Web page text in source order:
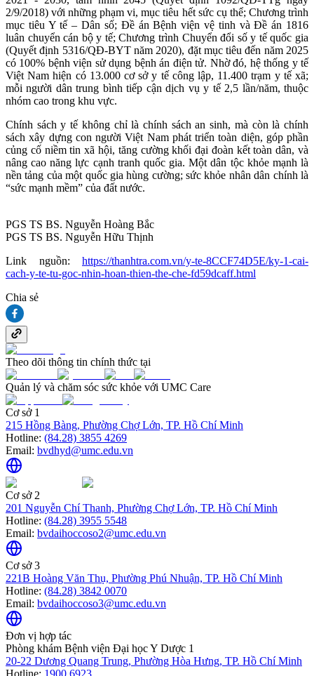
2/9/2018) với những phạm vi, mục tiêu hết sức cụ thể; Chương trình
mục tiêu Y tế – Dân số; Đề án Bệnh viện vệ tinh và Đề án 1816
luân chuyển cán bộ y tế; Chương trình Chuyển đổi số y tế quốc gia
(Quyết định 5316/QĐ-BYT năm 2020), đặt mục tiêu đến năm 2025
có 100% bệnh viện sử dụng bệnh án điện tử. Nhờ đó, hệ thống y tế
Việt Nam hiện có 13.000 cơ sở y tế công lập, 11.400 trạm y tế xã;
mỗi người dân trung bình tiếp cận dịch vụ y tế 2,5 lần/năm, thuộc
nhóm cao trong khu vực.
Chính sách y tế không chỉ là chính sách an sinh, mà còn là chính
sách xây dựng con người Việt Nam phát triển toàn diện, góp phần
củng cố niềm tin xã hội, tăng cường khối đại đoàn kết toàn dân, và
nâng cao năng lực cạnh tranh quốc gia. Một dân tộc khỏe mạnh là
nền tảng của một quốc gia hùng cường; sức khỏe nhân dân chính là
“sức mạnh mềm” của đất nước.
PGS TS BS. Nguyễn Hoàng Bắc
PGS TS BS. Nguyễn Hữu Thịnh
Link nguồn: https://thanhtra.com.vn/y-te-8CCF74D5E/ky-1-cai-
cach-y-te-tu-goc-nhin-hoan-thien-the-che-fd59dcaff.html
Chia sẻ
Theo dõi thông tin chính thức tại
Quản lý và chăm sóc sức khỏe với UMC Care
Cơ sở 1
215 Hồng Bàng, Phường Chợ Lớn, TP. Hồ Chí Minh
Hotline: (84.28) 3855 4269
Email: bvdhyd@umc.edu.vn
Cơ sở 2
201 Nguyễn Chí Thanh, Phường Chợ Lớn, TP. Hồ Chí Minh
Hotline: (84.28) 3955 5548
Email: bvdaihoccoso2@umc.edu.vn
Cơ sở 3
221B Hoàng Văn Thụ, Phường Phú Nhuận, TP. Hồ Chí Minh
Hotline: (84.28) 3842 0070
Email: bvdaihoccoso3@umc.edu.vn
Đơn vị hợp tác
Phòng khám Bệnh viện Đại học Y Dược 1
20-22 Dương Quang Trung, Phường Hòa Hưng, TP. Hồ Chí Minh